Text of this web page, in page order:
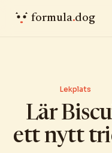
formula.dog
Lekplats
Lär
ett nytt